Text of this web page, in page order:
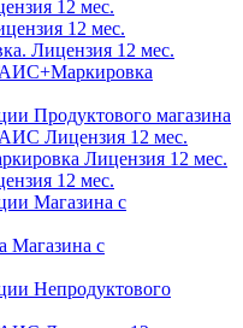
12 мес.
12 мес.
Лицензия 12 мес.
Продуктового магазина
Лицензия 12 мес.
Лицензия 12 мес.
12 мес.
Магазина с
Магазина с
Непродуктового